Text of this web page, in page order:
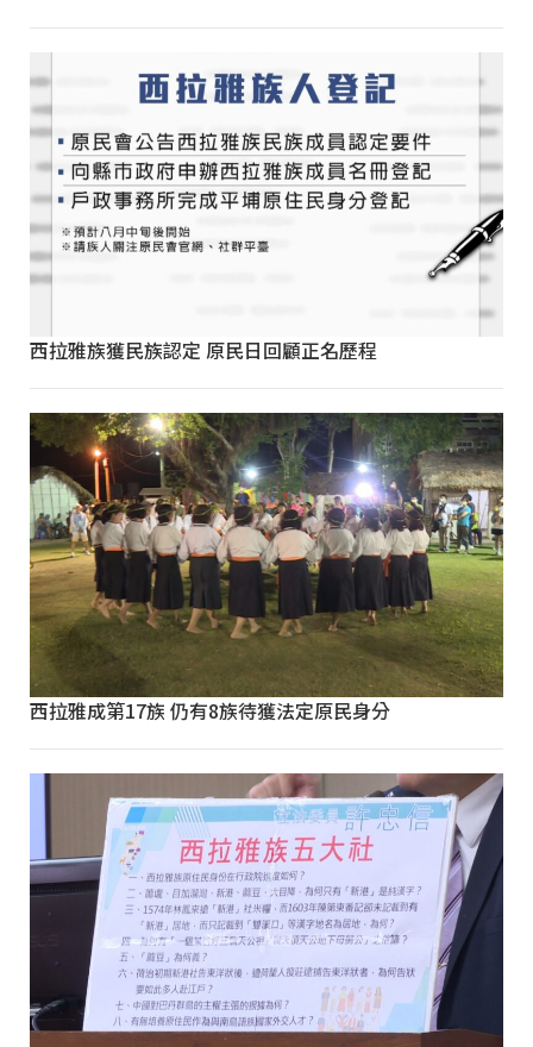
西拉雅族獲民族認定 原民日回顧正名歷程
西拉雅成第17族 仍有8族待獲法定原民身分